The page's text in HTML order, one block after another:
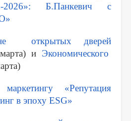
2026»: Б.Панкевич с
открытых дверей
и Экономического
«Репутация
в эпоху ESG»